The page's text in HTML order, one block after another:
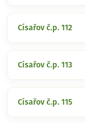
Císařov č.p. 112
Císařov č.p. 113
Císařov č.p. 115